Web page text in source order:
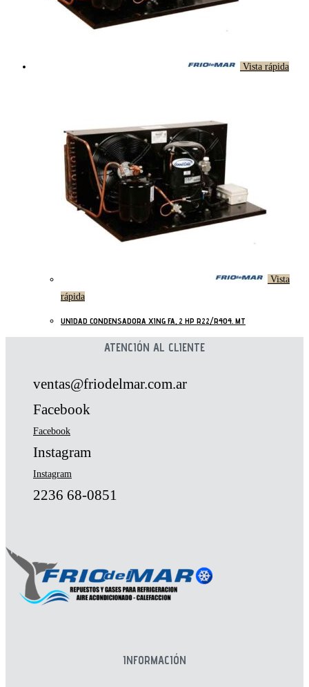
Vista rápida
Vista
rápida
UNIDAD CONDENSADORA XING FA, 2 HP R22/R404. MT
ATENCIÓN AL CLIENTE
ventas@friodelmar.com.ar
Facebook
Facebook
Instagram
Instagram
2236 68-0851
INFORMACIÓN